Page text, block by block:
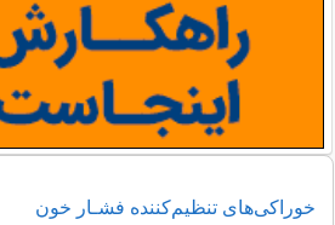
خوراکی‌های تنظیم‌کننده فشـار خون